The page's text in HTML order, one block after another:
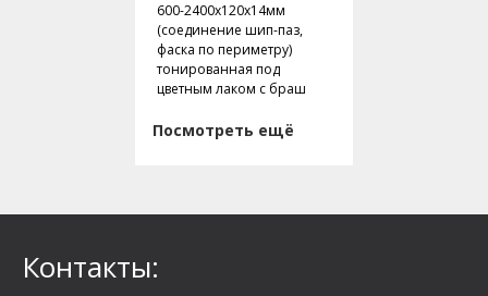
600-2400х120х14мм
(соединение шип-паз,
фаска по периметру)
тонированная под
цветным лаком с браш
Посмотреть ещё
Контакты: